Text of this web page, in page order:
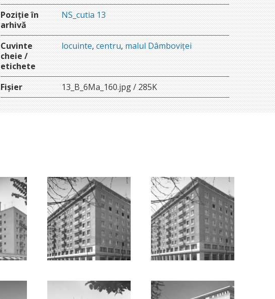
Poziție în
arhivă
NS_cutia 13
Cuvinte
cheie /
etichete
locuinte,centru,malul Dâmboviței
Fișier 13_B_6Ma_160.jpg / 285K